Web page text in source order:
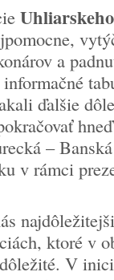
a
ďalšie
–
v rámci
ktoré v
V